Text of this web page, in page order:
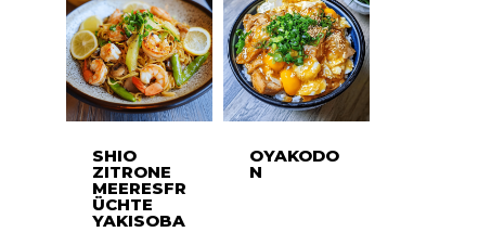
SHIO
ZITRONE
MEERESFR
ÜCHTE
YAKISOBA
OYAKODO
N